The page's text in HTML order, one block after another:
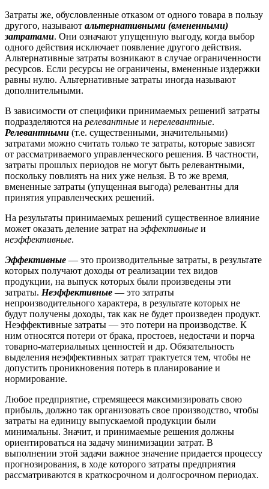
Затраты же, обусловленные отказом от одного товара в пользу
другого, называют альтернативными (вмененными)
затратами. Они означают упущенную выгоду, когда выбор
одного действия исключает появление другого действия.
Альтернативные затраты возникают в случае ограниченности
ресурсов. Если ресурсы не ограничены, вмененные издержки
равны нулю. Альтернативные затраты иногда называют
дополнительными.
В зависимости от специфики принимаемых решений затраты
подразделяются на релевантные и нерелевантные.
Релевантными (т.е. существенными, значительными)
затратами можно считать только те затраты, которые зависят
от рассматриваемого управленческого решения. В частности,
затраты прошлых периодов не могут быть релевантными,
поскольку повлиять на них уже нельзя. В то же время,
вмененные затраты (упущенная выгода) релевантны для
принятия управленческих решений.
На результаты принимаемых решений существенное влияние
может оказать деление затрат на эффективные и
неэффективные.
Эффективные — это производительные затраты, в результате
которых получают доходы от реализации тех видов
продукции, на выпуск которых были произведены эти
затраты. Неэффективные — это затраты
непроизводительного характера, в результате которых не
будут получены доходы, так как не будет произведен продукт.
Неэффективные затраты — это потери на производстве. К
ним относятся потери от брака, простоев, недостачи и порча
товарно-материальных ценностей и др. Обязательность
выделения неэффективных затрат трактуется тем, чтобы не
допустить проникновения потерь в планирование и
нормирование.
Любое предприятие, стремящееся максимизировать свою
прибыль, должно так организовать свое производство, чтобы
затраты на единицу выпускаемой продукции были
минимальны. Значит, и принимаемые решения должны
ориентироваться на задачу минимизации затрат. В
выполнении этой задачи важное значение придается процессу
прогнозирования, в ходе которого затраты предприятия
рассматриваются в краткосрочном и долгосрочном периодах.